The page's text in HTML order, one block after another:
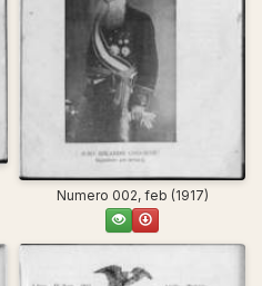
Numero 002, feb (1917)